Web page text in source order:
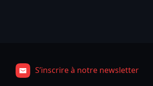
S’inscrire à notre newsletter